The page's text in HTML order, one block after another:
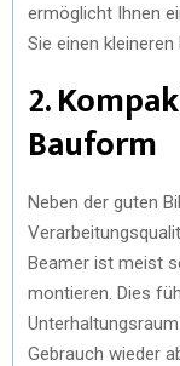
ermöglicht Ihnen
Sie einen kleineren
2.
Bauform
Neben der guten
Beamer ist meist
montieren. Dies
Gebrauch wieder